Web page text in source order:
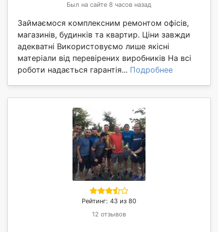
Был на сайте 8 часов назад
Займаємося комплексним ремонтом офісів,
магазинів, будинків та квартир. Ціни завжди
адекватні Використовуємо лише якісні
матеріали від перевірених виробників На всі
роботи надається гарантія... Подробнее
Рейтинг: 43 из 80
12 отзывов